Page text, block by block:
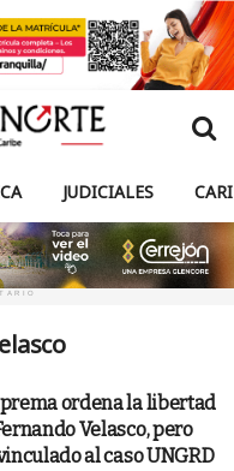
JUDICIALES
ordena la libertad
Velasco, pero
al caso UNGRD